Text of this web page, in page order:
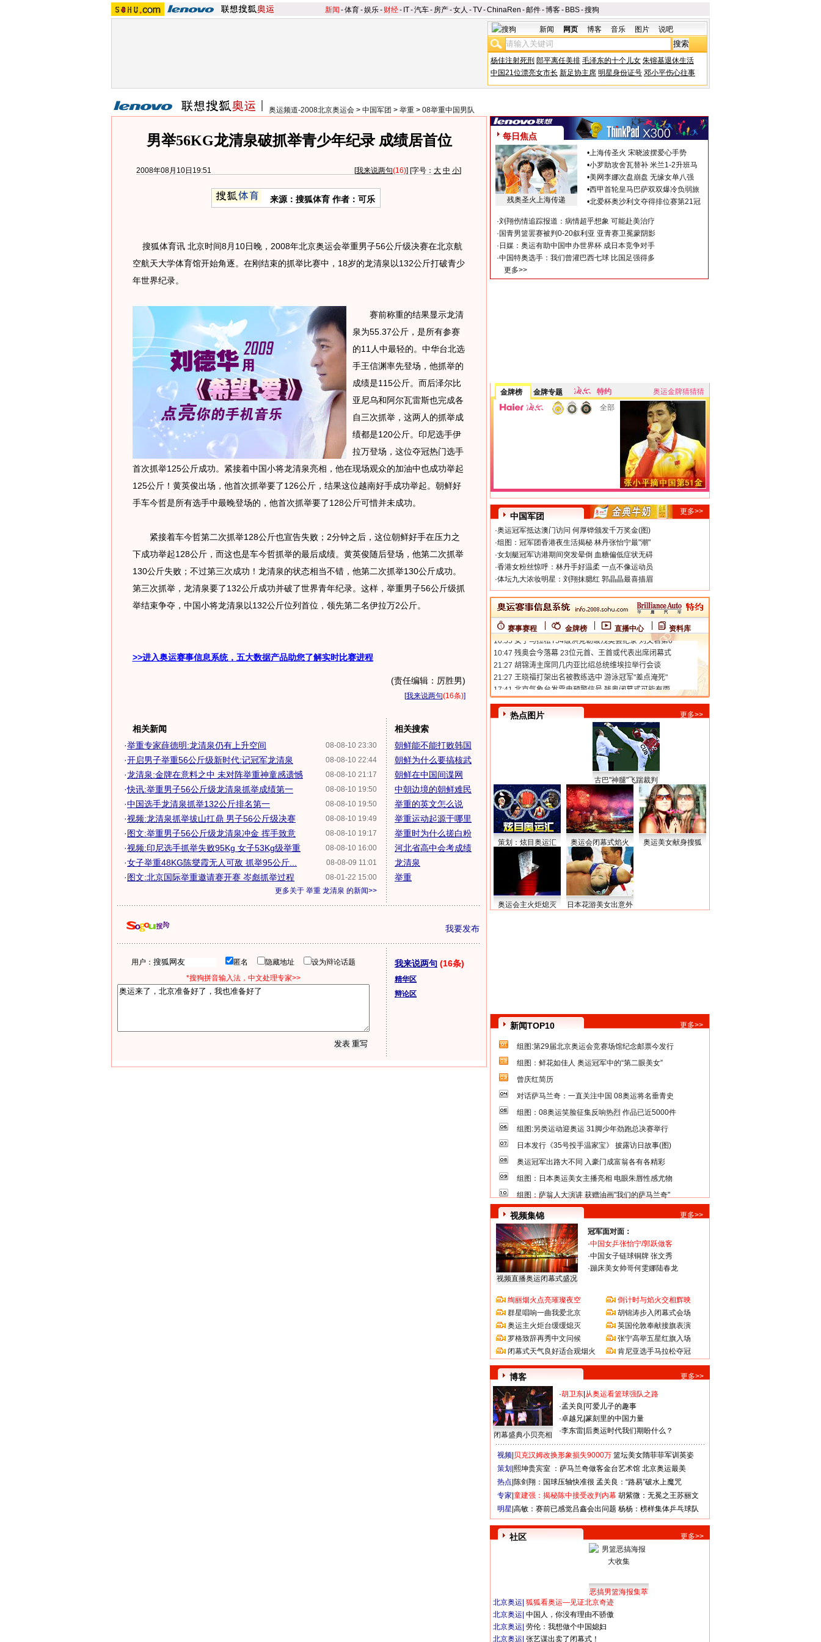
新闻 -体育-娱乐- 财经- IT-汽车- 房产-女人 -TV-ChinaRen -邮件-博客- BBS-搜狗
新闻 网页 博客 音乐 图片 说吧
杨佳注射死刑 郎平离任美排 毛泽东的十个儿女 朱镕基退休生活
中国21位漂亮女市长 新足协主席 明星身份证号 邓小平伤心往事
奥运频道-2008北京奥运会 > 中国军团 > 举重 > 08举重中国男队
男举56KG龙清泉破抓举青少年纪录 成绩居首位
2008年08月10日19:51 [我来说两句(16)] [字号： 大 中 小]
来源：搜狐体育 作者：可乐
搜狐体育讯 北京时间8月10日晚，2008年北京奥运会举重男子56公斤级决赛在北京航
空航天大学体育馆开始角逐。在刚结束的抓举比赛中，18岁的龙清泉以132公斤打破青少
年世界纪录。
赛前称重的结果显示龙清
泉为55.37公斤，是所有参赛
的11人中最轻的。中华台北选
手王信渊率先登场，他抓举的
成绩是115公斤。而后泽尔比
亚尼乌和阿尔瓦雷斯也完成各
自三次抓举，这两人的抓举成
绩都是120公斤。印尼选手伊
拉万登场，这位夺冠热门选手
首次抓举125公斤成功。紧接着中国小将龙清泉亮相，他在现场观众的加油中也成功举起
125公斤！黄英俊出场，他首次抓举要了126公斤，结果这位越南好手成功举起。朝鲜好
手车今哲是所有选手中最晚登场的，他首次抓举要了128公斤可惜并未成功。
紧接着车今哲第二次抓举128公斤也宣告失败；2分钟之后，这位朝鲜好手在压力之
下成功举起128公斤，而这也是车今哲抓举的最后成绩。黄英俊随后登场，他第二次抓举
130公斤失败；不过第三次成功！龙清泉的状态相当不错，他第二次抓举130公斤成功。
第三次抓举，龙清泉要了132公斤成功并破了世界青年纪录。这样，举重男子56公斤级抓
举结束争夺，中国小将龙清泉以132公斤位列首位，领先第二名伊拉万2公斤。
>>进入奥运赛事信息系统，五大数据产品助您了解实时比赛进程
(责任编辑：厉胜男)
[我来说两句(16条)]
相关新闻
08-08-10 23:30
·举重专家薛德明:龙清泉仍有上升空间
08-08-10 22:44
·开启男子举重56公斤级新时代:记冠军龙清泉
08-08-10 21:17
·龙清泉:金牌在意料之中 未对阵举重神童感遗憾
08-08-10 19:50
·快讯:举重男子56公斤级龙清泉抓举成绩第一
08-08-10 19:50
·中国选手龙清泉抓举132公斤排名第一
08-08-10 19:49
·视频:龙清泉抓举拔山扛鼎 男子56公斤级决赛
08-08-10 19:17
·图文:举重男子56公斤级龙清泉冲金 挥手致意
08-08-10 16:00
·视频:印尼选手抓举失败95Kg 女子53Kg级举重
08-08-09 11:01
·女子举重48KG陈燮霞无人可敌 抓举95公斤...
08-01-22 15:00
·图文:北京国际举重邀请赛开赛 岑彪抓举过程
更多关于 举重 龙清泉 的新闻>>
相关搜索
朝鲜能不能打败韩国
朝鲜为什么要搞核武
朝鲜在中国间谍网
中朝边境的朝鲜难民
举重的英文怎么说
举重运动起源于哪里
举重时为什么搓白粉
河北省高中会考成绩
龙清泉
举重
我要发布
用户： 匿名 隐藏地址
设为辩论话题
*搜狗拼音输入法，中文处理专家>>
我来说两句 (16条)
精华区
辩论区
每日焦点
残奥圣火上海传递
•上海传圣火 宋晓波摆爱心手势
•小罗助攻舍瓦替补 米兰1-2升班马
•美网李娜次盘崩盘 无缘女单八强
•西甲首轮皇马巴萨双双爆冷负弱旅
•北爱杯奥沙利文夺得排位赛第21冠
·刘翔伤情追踪报道：病情超乎想象 可能赴美治疗
· 国青男篮罢赛被判0-20叙利亚 亚青赛卫冕蒙阴影
· 日媒：奥运有助中国申办世界杯 成日本竞争对手
·中国特奥选手：我们曾灌巴西七球 比国足强得多
更多>>
金牌榜 金牌专题 特约
奥运金牌猜猜猜
全部
中国军团
更多>>
·奥运冠军抵达澳门访问 何厚铧颁发千万奖金(图)
·组图：冠军团香港夜生活揭秘 林丹张怡宁最"潮"
·女划艇冠军访港期间突发晕倒 血糖偏低症状无碍
·香港女粉丝惊呼：林丹手好温柔 一点不像运动员
·体坛九大浓妆明星：刘翔抹腮红 郭晶晶最喜描眉
赛事赛程 金牌榜 直播中心 资料库
热点图片 更多>>
古巴"神腿"飞踹裁判
策划：炫目奥运汇 奥运会闭幕式焰火 奥运美女献身搜狐
奥运会主火炬熄灭 日本花游美女出意外
新闻TOP10 更多>>
组图:第29届北京奥运会竞赛场馆纪念邮票今发行
组图：鲜花如佳人 奥运冠军中的“第二眼美女”
曾庆红简历
对话萨马兰奇：一直关注中国 08奥运将名垂青史
组图：08奥运笑脸征集反响热烈 作品已近5000件
组图:另类运动迎奥运 31脚少年劲跑总决赛举行
日本发行《35号投手温家宝》 披露访日故事(图)
奥运冠军出路大不同 入豪门成富翁各有各精彩
组图：日本奥运美女主播亮相 电眼朱唇性感尤物
组图：萨翁人大演讲 获赠油画"我们的萨马兰奇"
视频集锦 更多>>
视频直播奥运闭幕式盛况
冠军面对面：
·中国女乒张怡宁/郭跃做客
·中国女子链球铜牌 张文秀
·蹦床美女帅哥何雯娜陆春龙
绚丽烟火点亮璀璨夜空
群星唱响一曲我爱北京
奥运主火炬台缓缓熄灭
罗格致辞再秀中文问候
闭幕式天气良好适合观烟火
倒计时与焰火交相辉映
胡锦涛步入闭幕式会场
英国伦敦奉献接旗表演
张宁高举五星红旗入场
肯尼亚选手马拉松夺冠
博客 更多>>
闭幕盛典小贝亮相
·胡卫东 从奥运看篮球强队之路
·孟关良 可爱儿子的趣事
·卓越兄 篆刻里的中国力量
·李东雷 后奥运时代我们期盼什么？
视频| 贝克汉姆改换形象损失9000万 篮坛美女隋菲菲军训英姿
策划| 熙坤贵宾室 ：萨马兰奇做客金台艺术馆 北京奥运最美
热点| 陈剑翔：国球压轴快准很 孟关良：“路易”破水上魔咒
专家| 童建强：揭秘陈中接受改判内幕 胡紫微：无冕之王苏丽文
明星| 高敏：赛前已感觉吕鑫会出问题 杨杨：榜样集体乒乓球队
社区 更多>>
恶搞男篮海报集萃
北京奥运 狐狐看奥运—见证北京奇迹
北京奥运 中国人，你没有理由不骄傲
北京奥运 劳伦：我想做个中国媳妇
北京奥运 张艺谋出卖了闭幕式！